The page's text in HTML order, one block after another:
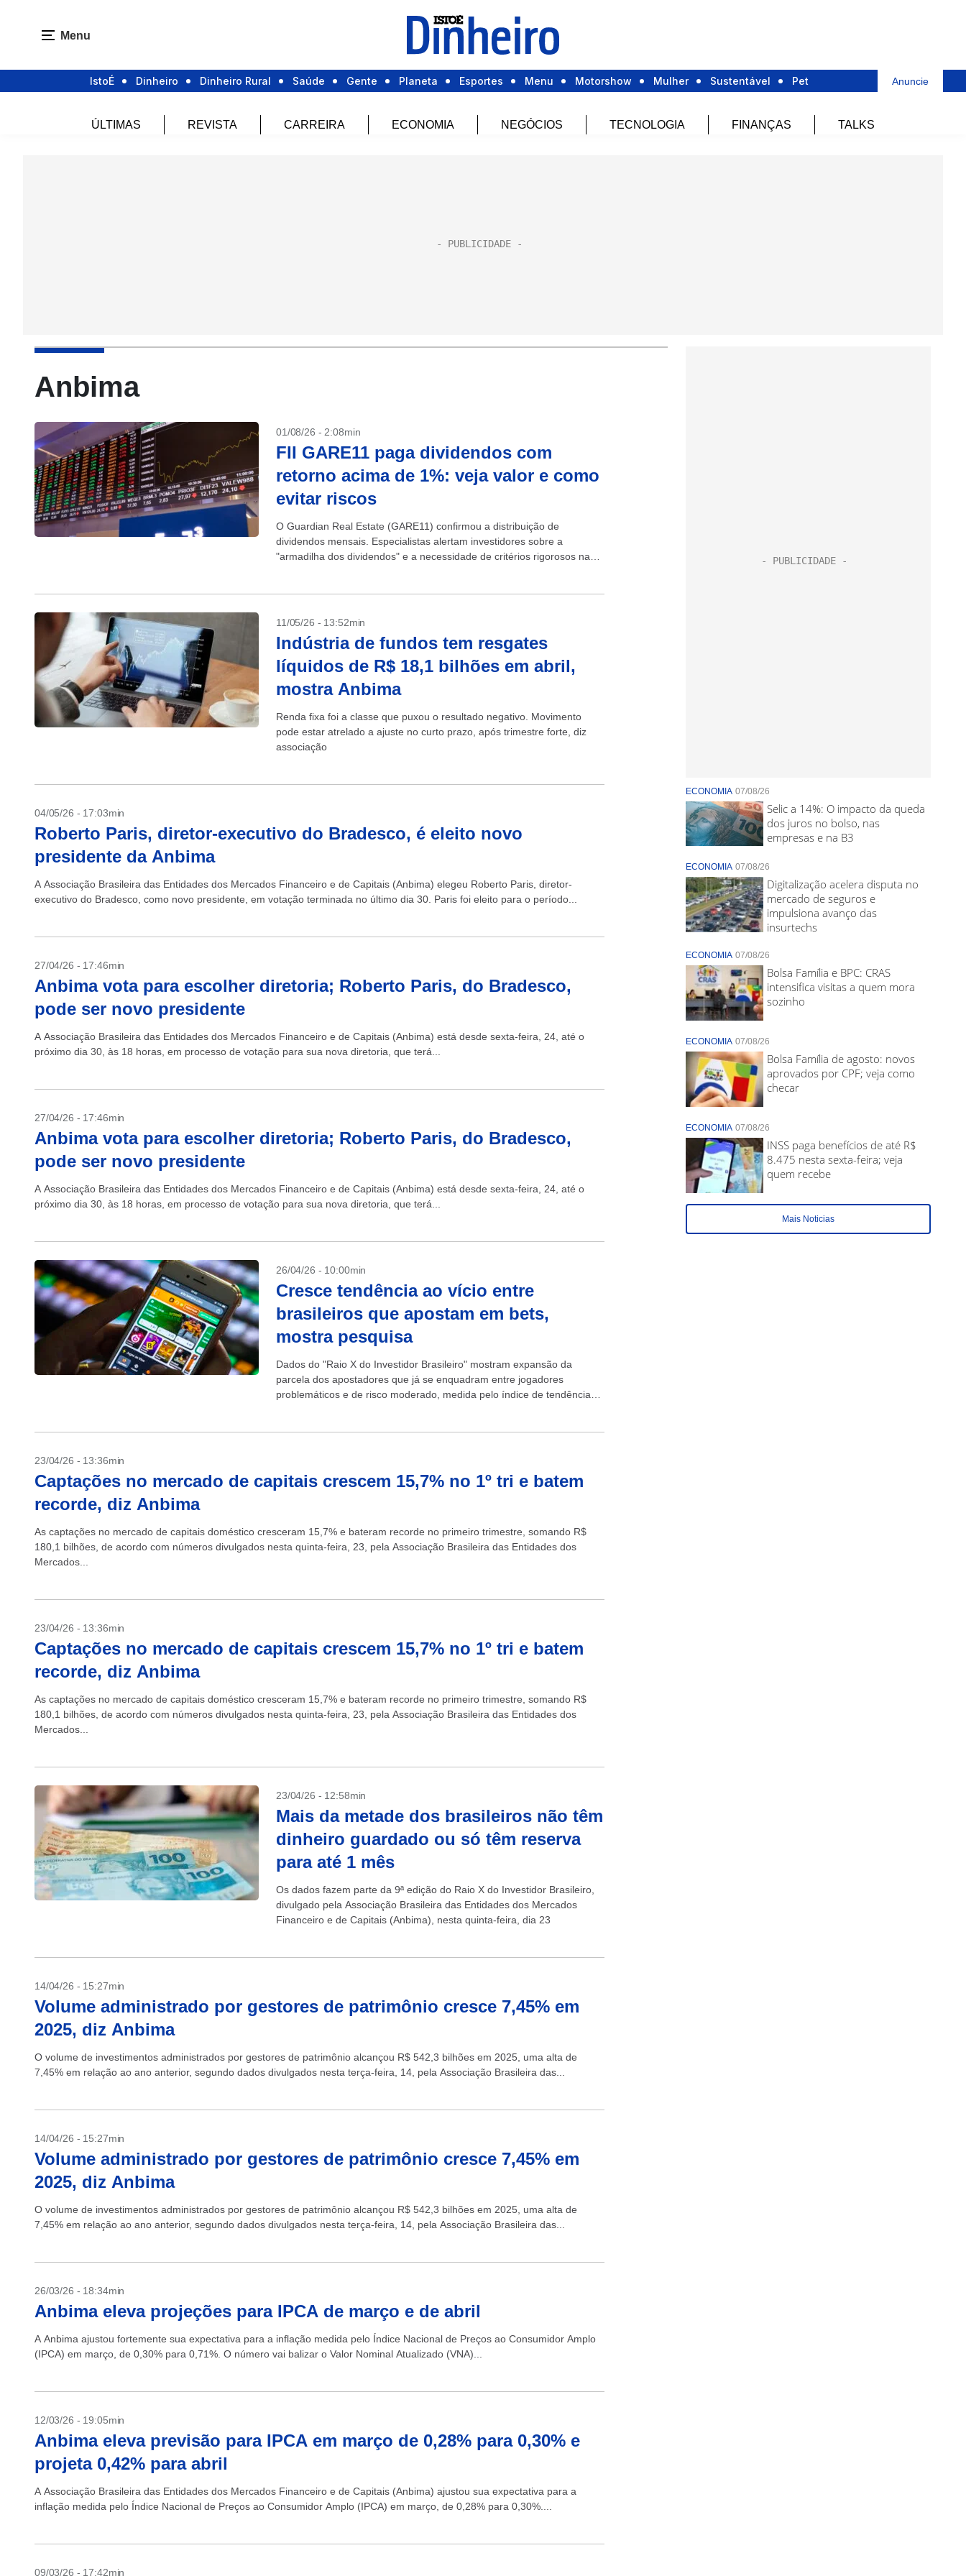
Menu
IstoÉ Dinheiro Dinheiro Rural Saúde Gente Planeta Esportes Menu Motorshow Mulher Sustentável Pet Anuncie
ÚLTIMAS REVISTA CARREIRA ECONOMIA NEGÓCIOS TECNOLOGIA FINANÇAS TALKS
Anbima
01/08/26 - 2:08min
FII GARE11 paga dividendos com
retorno acima de 1%: veja valor e como
evitar riscos
O Guardian Real Estate (GARE11) confirmou a distribuição de
dividendos mensais. Especialistas alertam investidores sobre a
"armadilha dos dividendos" e a necessidade de critérios rigorosos na
11/05/26 - 13:52min
Indústria de fundos tem resgates
líquidos de R$ 18,1 bilhões em abril,
mostra Anbima
Renda fixa foi a classe que puxou o resultado negativo. Movimento
pode estar atrelado a ajuste no curto prazo, após trimestre forte, diz
associação
04/05/26 - 17:03min
Roberto Paris, diretor-executivo do Bradesco, é eleito novo
presidente da Anbima
A Associação Brasileira das Entidades dos Mercados Financeiro e de Capitais (Anbima) elegeu Roberto Paris, diretor-
executivo do Bradesco, como novo presidente, em votação terminada no último dia 30. Paris foi eleito para o período...
27/04/26 - 17:46min
Anbima vota para escolher diretoria; Roberto Paris, do Bradesco,
pode ser novo presidente
A Associação Brasileira das Entidades dos Mercados Financeiro e de Capitais (Anbima) está desde sexta-feira, 24, até o
próximo dia 30, às 18 horas, em processo de votação para sua nova diretoria, que terá...
27/04/26 - 17:46min
Anbima vota para escolher diretoria; Roberto Paris, do Bradesco,
pode ser novo presidente
A Associação Brasileira das Entidades dos Mercados Financeiro e de Capitais (Anbima) está desde sexta-feira, 24, até o
próximo dia 30, às 18 horas, em processo de votação para sua nova diretoria, que terá...
26/04/26 - 10:00min
Cresce tendência ao vício entre
brasileiros que apostam em bets,
mostra pesquisa
Dados do "Raio X do Investidor Brasileiro" mostram expansão da
parcela dos apostadores que já se enquadram entre jogadores
problemáticos e de risco moderado, medida pelo índice de tendência
23/04/26 - 13:36min
Captações no mercado de capitais crescem 15,7% no 1º tri e batem
recorde, diz Anbima
As captações no mercado de capitais doméstico cresceram 15,7% e bateram recorde no primeiro trimestre, somando R$
180,1 bilhões, de acordo com números divulgados nesta quinta-feira, 23, pela Associação Brasileira das Entidades dos
Mercados...
23/04/26 - 13:36min
Captações no mercado de capitais crescem 15,7% no 1º tri e batem
recorde, diz Anbima
As captações no mercado de capitais doméstico cresceram 15,7% e bateram recorde no primeiro trimestre, somando R$
180,1 bilhões, de acordo com números divulgados nesta quinta-feira, 23, pela Associação Brasileira das Entidades dos
Mercados...
23/04/26 - 12:58min
Mais da metade dos brasileiros não têm
dinheiro guardado ou só têm reserva
para até 1 mês
Os dados fazem parte da 9ª edição do Raio X do Investidor Brasileiro,
divulgado pela Associação Brasileira das Entidades dos Mercados
Financeiro e de Capitais (Anbima), nesta quinta-feira, dia 23
14/04/26 - 15:27min
Volume administrado por gestores de patrimônio cresce 7,45% em
2025, diz Anbima
O volume de investimentos administrados por gestores de patrimônio alcançou R$ 542,3 bilhões em 2025, uma alta de
7,45% em relação ao ano anterior, segundo dados divulgados nesta terça-feira, 14, pela Associação Brasileira das...
14/04/26 - 15:27min
Volume administrado por gestores de patrimônio cresce 7,45% em
2025, diz Anbima
O volume de investimentos administrados por gestores de patrimônio alcançou R$ 542,3 bilhões em 2025, uma alta de
7,45% em relação ao ano anterior, segundo dados divulgados nesta terça-feira, 14, pela Associação Brasileira das...
26/03/26 - 18:34min
Anbima eleva projeções para IPCA de março e de abril
A Anbima ajustou fortemente sua expectativa para a inflação medida pelo Índice Nacional de Preços ao Consumidor Amplo
(IPCA) em março, de 0,30% para 0,71%. O número vai balizar o Valor Nominal Atualizado (VNA)...
12/03/26 - 19:05min
Anbima eleva previsão para IPCA em março de 0,28% para 0,30% e
projeta 0,42% para abril
A Associação Brasileira das Entidades dos Mercados Financeiro e de Capitais (Anbima) ajustou sua expectativa para a
inflação medida pelo Índice Nacional de Preços ao Consumidor Amplo (IPCA) em março, de 0,28% para 0,30%....
09/03/26 - 17:42min
ECONOMIA 07/08/26
Selic a 14%: O impacto da queda
dos juros no bolso, nas
empresas e na B3
ECONOMIA 07/08/26
Digitalização acelera disputa no
mercado de seguros e
impulsiona avanço das
insurtechs
ECONOMIA 07/08/26
Bolsa Família e BPC: CRAS
intensifica visitas a quem mora
sozinho
ECONOMIA 07/08/26
Bolsa Família de agosto: novos
aprovados por CPF; veja como
checar
ECONOMIA 07/08/26
INSS paga benefícios de até R$
8.475 nesta sexta-feira; veja
quem recebe
Mais Noticias